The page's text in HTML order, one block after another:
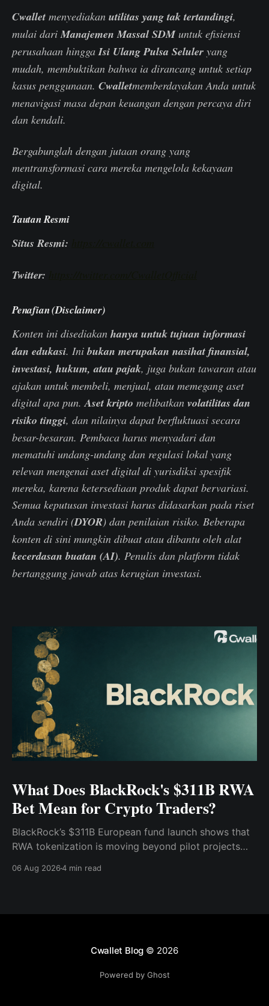
Cwallet menyediakan utilitas yang tak tertandingi,
mulai dariManajemen Massal SDMuntuk efisiensi
perusahaan hinggaIsi Ulang Pulsa Seluler yang
mudah, membuktikan bahwa ia dirancang untuk setiap
kasus penggunaan. Cwalletmemberdayakan Anda untuk
menavigasi masa depan keuangan dengan percaya diri
dan kendali.
Bergabunglah dengan jutaan orang yang
mentransformasi cara mereka mengelola kekayaan
digital.
Tautan Resmi
Situs Resmi:
Twitter:
Penafian (Disclaimer)
Konten ini disediakan hanya untuk tujuan informasi
dan edukasi. Inibukan merupakan nasihat finansial,
investasi, hukum, atau pajak, juga bukan tawaran atau
ajakan untuk membeli, menjual, atau memegang aset
digital apa pun.Aset kripto melibatkan volatilitas dan
risiko tinggi, dan nilainya dapat berfluktuasi secara
besar-besaran. Pembaca harus menyadari dan
mematuhi undang-undang dan regulasi lokal yang
relevan mengenai aset digital di yurisdiksi spesifik
mereka, karena ketersediaan produk dapat bervariasi.
Semua keputusan investasi harus didasarkan pada riset
Anda sendiri (DYOR) dan penilaian risiko. Beberapa
konten di sini mungkin dibuat atau dibantu oleh alat
kecerdasan buatan (AI). Penulis dan platform tidak
bertanggung jawab atas kerugian investasi.
What Does BlackRock's $311B RWA
Bet Mean for Crypto Traders?
BlackRock’s $311B European fund launch shows that
RWA tokenization is moving beyond pilot projects
what it means for crypto traders.
06 Aug 20264 min read
Cwallet Blog © 2026
Powered by Ghost